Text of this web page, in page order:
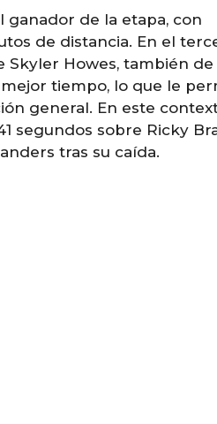
ganador de la etapa, con
de distancia. En el
Skyler Howes, también de
tiempo, lo que le
general. En este
segundos sobre Ricky
tras su caída.